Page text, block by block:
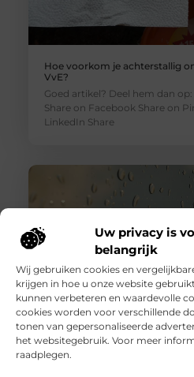
Uw privacy is
belangrijk
Wij gebruiken cookies en
krijgen in hoe u onze website
kunnen verbeteren en waardevolle
cookies worden voor verschillende
tonen van gepersonaliseerde
het websitegebruik. Voor meer
raadplegen.
Hoe voorkom je achterstallig
VvE?
Goed artikel? Deel hem dan
Share on Facebook Share on
LinkedIn Share
Wanneer schakel je een
hem verwachten?
Goed artikel? Deel hem dan op: